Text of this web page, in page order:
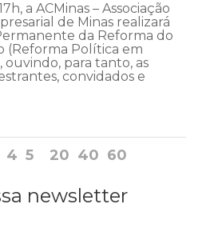
a ACMinas – Associação
de Minas realizará
da Reforma do
(Reforma Política em
para tanto, as
convidados e
4 5 20 40 60
newsletter